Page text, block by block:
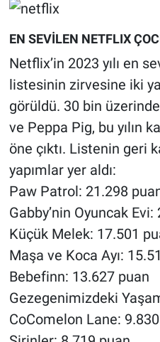
EN SEVİLEN NETFLIX
Netflix’in 2023 yılı en
listesinin zirvesine iki
görüldü. 30 bin
ve Peppa Pig, bu yılın
öne çıktı. Listenin geri
yapımlar yer aldı:
Paw Patrol: 21.298
Gabby’nin Oyuncak
Küçük Melek: 17.501
Maşa ve Koca Ayı:
Bebefinn: 13.627 puan
Gezegenimizdeki
CoComelon Lane: